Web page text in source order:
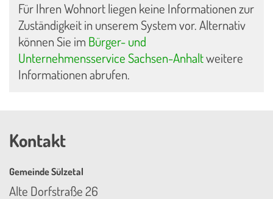
Für Ihren Wohnort liegen keine Informationen zur
Zuständigkeit in unserem System vor. Alternativ
können Sie im Bürger- und
Unternehmensservice Sachsen-Anhaltweitere
Informationen abrufen.
Kontakt
Gemeinde Sülzetal
Alte Dorfstraße 26